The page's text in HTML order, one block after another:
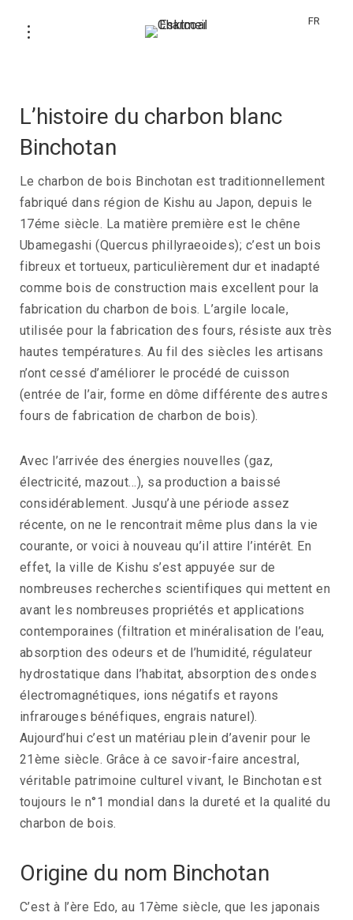
FR
Histoire du Binchotan
L’histoire du charbon blanc
Binchotan
Le charbon de bois Binchotan est traditionnellement
fabriqué dans région de Kishu au Japon, depuis le
17éme siècle. La matière première est le chêne
Ubamegashi (Quercus phillyraeoides); c’est un bois
fibreux et tortueux, particulièrement dur et inadapté
comme bois de construction mais excellent pour la
fabrication du charbon de bois. L’argile locale,
utilisée pour la fabrication des fours, résiste aux très
hautes températures. Au fil des siècles les artisans
n’ont cessé d’améliorer le procédé de cuisson
(entrée de l’air, forme en dôme différente des autres
fours de fabrication de charbon de bois).
Avec l’arrivée des énergies nouvelles (gaz,
électricité, mazout…), sa production a baissé
considérablement. Jusqu’à une période assez
récente, on ne le rencontrait même plus dans la vie
courante, or voici à nouveau qu’il attire l’intérêt. En
effet, la ville de Kishu s’est appuyée sur de
nombreuses recherches scientifiques qui mettent en
avant les nombreuses propriétés et applications
contemporaines (filtration et minéralisation de l’eau,
absorption des odeurs et de l’humidité, régulateur
hydrostatique dans l’habitat, absorption des ondes
électromagnétiques, ions négatifs et rayons
infrarouges bénéfiques, engrais naturel).
Aujourd’hui c’est un matériau plein d’avenir pour le
21ème siècle. Grâce à ce savoir-faire ancestral,
véritable patrimoine culturel vivant, le Binchotan est
toujours le n°1 mondial dans la dureté et la qualité du
charbon de bois.
Origine du nom Binchotan
C’est à l’ère Edo, au 17ème siècle, que les japonais